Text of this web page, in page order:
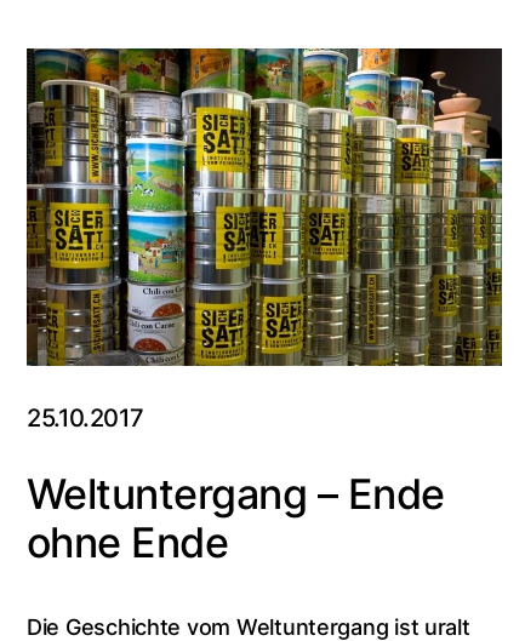
25.10.2017
Weltuntergang – Ende
ohne Ende
Die Geschichte vom Weltuntergang ist uralt